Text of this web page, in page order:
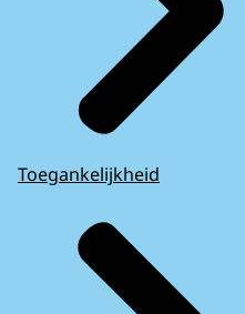
Toegankelijkheid